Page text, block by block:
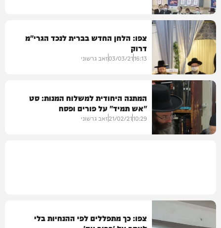
חרדים
גלריות
צפו: הלחן החדש בברית לנכד הגרי"מ
דרוק
16:13
03/03/21זאב גרשוני
המתנה היחודית למשלוח המנות: סט
"אש תמיד" על פורים ופסח
10:29
21/02/21זאב גרשוני
צפו: כך מתפללים לפי ההנחיות בלי